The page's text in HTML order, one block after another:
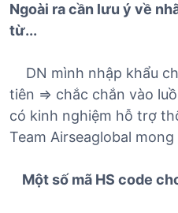
Ngoài ra cần lưu ý về
từ...
DN mình nhập khẩu
tiên => chắc chắn vào
có kinh nghiệm hỗ trợ
Team Airseaglobal
Một số mã HS code